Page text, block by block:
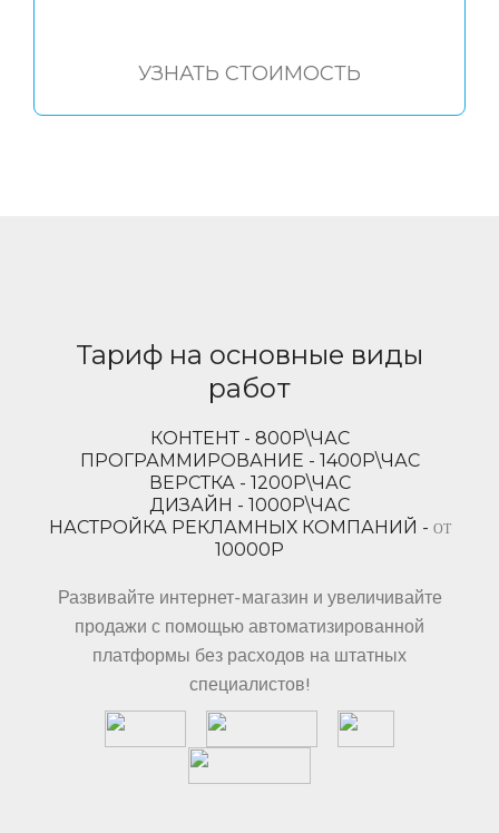
УЗНАТЬ СТОИМОСТЬ
Тариф на основные виды
работ
КОНТЕНТ - 800Р\ЧАС
ПРОГРАММИРОВАНИЕ - 1400Р\ЧАС
ВЕРСТКА - 1200Р\ЧАС
ДИЗАЙН - 1000Р\ЧАС
НАСТРОЙКА РЕКЛАМНЫХ КОМПАНИЙ - ОТ
10000Р
Развивайте интернет-магазин и увеличивайте
продажи с помощью автоматизированной
платформы без расходов на штатных
специалистов!